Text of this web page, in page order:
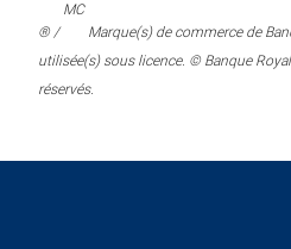
® /
MC
Marque(s) de commerce de
utilisée(s) sous licence. © Banque
réservés.